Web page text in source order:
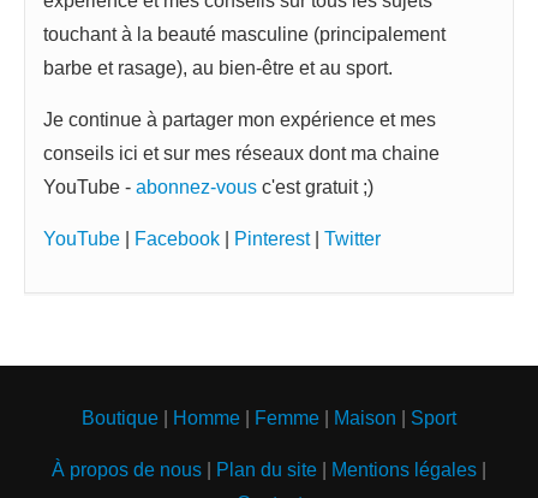
touchant à la beauté masculine (principalement
barbe et rasage), au bien-être et au sport.
Je continue à partager mon expérience et mes
conseils ici et sur mes réseaux dont ma chaine
YouTube - abonnez-vous c'est gratuit ;)
YouTube Facebook Pinterest| Twitter
Boutique Homme Femme Maison Sport
À propos de nous Plan du site Mentions légales